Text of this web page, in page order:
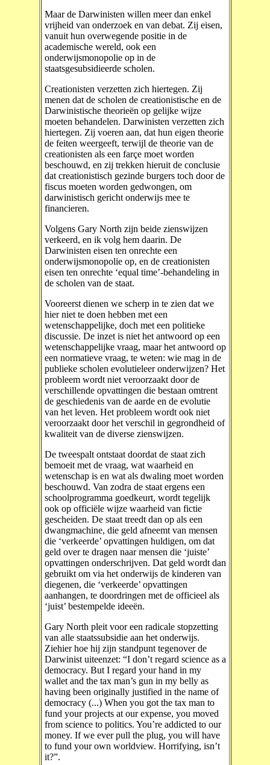
Maar de Darwinisten willen meer dan enkel
vrijheid van onderzoek en van debat. Zij eisen,
vanuit hun overwegende positie in de
academische wereld, ook een
onderwijsmonopolie op in de
staatsgesubsidieerde scholen.
Creationisten verzetten zich hiertegen. Zij
menen dat de scholen de creationistische en de
Darwinistische theorieën op gelijke wijze
moeten behandelen. Darwinisten verzetten zich
hiertegen. Zij voeren aan, dat hun eigen theorie
de feiten weergeeft, terwijl de theorie van de
creationisten als een farçe moet worden
beschouwd, en zij trekken hieruit de conclusie
dat creationistisch gezinde burgers toch door de
fiscus moeten worden gedwongen, om
darwinistisch gericht onderwijs mee te
financieren.
Volgens Gary North zijn beide zienswijzen
verkeerd, en ik volg hem daarin. De
Darwinisten eisen ten onrechte een
onderwijsmonopolie op, en de creationisten
eisen ten onrechte ‘equal time’-behandeling in
de scholen van de staat.
Vooreerst dienen we scherp in te zien dat we
hier niet te doen hebben met een
wetenschappelijke, doch met een politieke
discussie. De inzet is niet het antwoord op een
wetenschappelijke vraag, maar het antwoord op
een normatieve vraag, te weten: wie mag in de
publieke scholen evolutieleer onderwijzen? Het
probleem wordt niet veroorzaakt door de
verschillende opvattingen die bestaan omtrent
de geschiedenis van de aarde en de evolutie
van het leven. Het probleem wordt ook niet
veroorzaakt door het verschil in gegrondheid of
kwaliteit van de diverse zienswijzen.
De tweespalt ontstaat doordat de staat zich
bemoeit met de vraag, wat waarheid en
wetenschap is en wat als dwaling moet worden
beschouwd. Van zodra de staat ergens een
schoolprogramma goedkeurt, wordt tegelijk
ook op officiële wijze waarheid van fictie
gescheiden. De staat treedt dan op als een
dwangmachine, die geld afneemt van mensen
die ‘verkeerde’ opvattingen huldigen, om dat
geld over te dragen naar mensen die ‘juiste’
opvattingen onderschrijven. Dat geld wordt dan
gebruikt om via het onderwijs de kinderen van
diegenen, die ‘verkeerde’ opvattingen
aanhangen, te doordringen met de officieel als
‘juist’ bestempelde ideeën.
Gary North pleit voor een radicale stopzetting
van alle staatssubsidie aan het onderwijs.
Ziehier hoe hij zijn standpunt tegenover de
Darwinist uiteenzet: “I don’t regard science as a
democracy. But I regard your hand in my
wallet and the tax man’s gun in my belly as
having been originally justified in the name of
democracy (...) When you got the tax man to
fund your projects at our expense, you moved
from science to politics. You’re addicted to our
money. If we ever pull the plug, you will have
to fund your own worldview. Horrifying, isn’t
it?”.